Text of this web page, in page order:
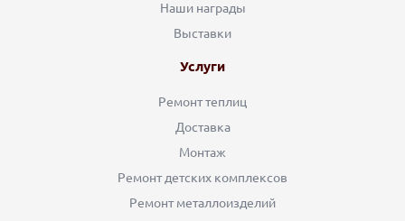
Наши награды
Выставки
Услуги
Ремонт теплиц
Доставка
Монтаж
Ремонт детских комплексов
Ремонт металлоизделий